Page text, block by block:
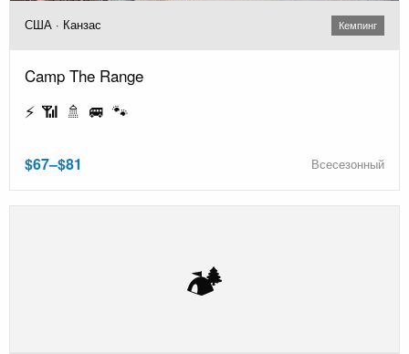
США · Канзас Кемпинг
Camp The Range
⚡ 📶 🚿 🚐 🐾
$67–$81 Всесезонный
🏕️